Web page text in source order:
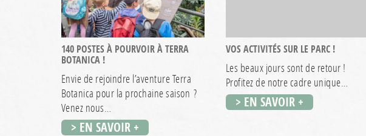
140 POSTES À POURVOIR À TERRA
BOTANICA !
Envie de rejoindre l’aventure Terra
Botanica pour la prochaine saison ?
Venez nous…
> EN SAVOIR +
VOS ACTIVITÉS SUR LE PARC !
Les beaux jours sont de retour !
Profitez de notre cadre unique…
> EN SAVOIR +